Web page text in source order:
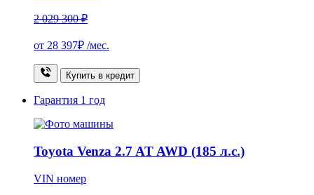
2 029 300 ₽
от 28 397₽ /мес.
Купить в кредит
Гарантия 1 год
Toyota Venza 2.7 AT AWD (185 л.с.)
VIN номер